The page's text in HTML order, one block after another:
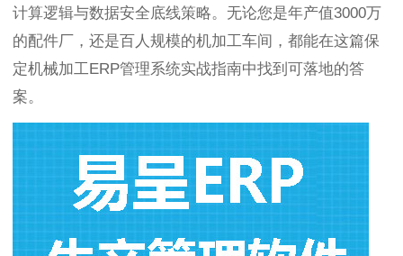
计算逻辑与数据安全底线策略。无论您是年产值3000万
的配件厂，还是百人规模的机加工车间，都能在这篇保
定机械加工ERP管理系统实战指南中找到可落地的答
案。